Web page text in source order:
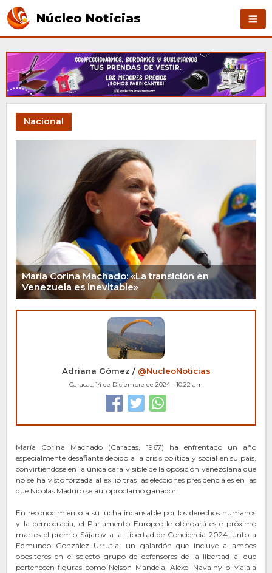
Núcleo Noticias
Nacional
María Corina Machado: «La transición en
Venezuela es inevitable»
Adriana Gómez / @NucleoNoticias
Caracas, 14 de Diciembre de 2024 - 10:22 am
María Corina Machado (Caracas, 1967) ha enfrentado un año
especialmente desafiante debido a la crisis política y social en su país,
convirtiéndose en la única cara visible de la oposición venezolana que
no se ha visto forzada al exilio tras las elecciones presidenciales en las
que Nicolás Maduro se autoproclamó ganador.
En reconocimiento a su lucha incansable por los derechos humanos
y la democracia, el Parlamento Europeo le otorgará este próximo
martes el premio Sájarov a la Libertad de Conciencia 2024 junto a
Edmundo González Urrutia, un galardón que incluye a ambos
opositores en el selecto grupo de defensores de la libertad al que
pertenecen figuras como Nelson Mandela, Alexei Navalny o Malala